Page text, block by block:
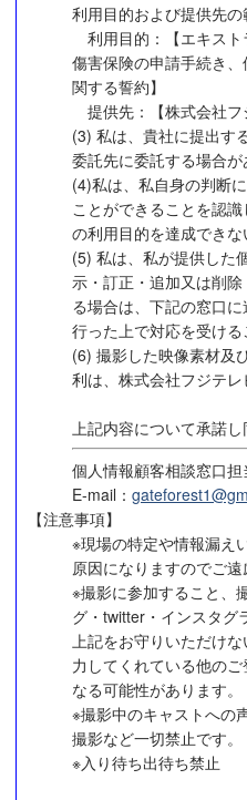
利用目的および提供先の
利用目的：【エキス
傷害保険の申請手続き
関する誓約】
提供先：【株式会社フ
(3) 私は、貴社に提出す
委託先に委託する場合が
(4)私は、私自身の判断
ことができることを認
の利用目的を達成できな
(5) 私は、私が提供した
示・訂正・追加又は削
る場合は、下記の窓口
行った上で対応を受ける
(6) 撮影した映像素材及
利は、株式会社フジテレ
上記内容について承諾し
個人情報顧客相談窓口
E-mail：
【注意事項】
※現場の特定や情報漏え
原因になりますのでご遠
※撮影に参加すること、
グ・twitter・インスタグ
上記をお守りいただけ
力してくれている他の
なる可能性があります。
※撮影中のキャストへの
撮影など一切禁止です。
※入り待ち出待ち禁止